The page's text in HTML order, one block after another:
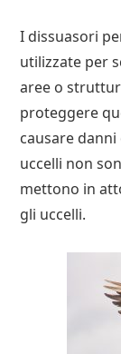
I dissuasori
utilizzate per
aree o
proteggere
causare
uccelli non
mettono in
gli uccelli.